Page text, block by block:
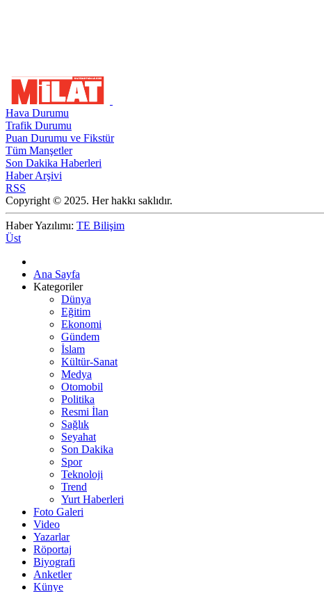
Hava Durumu
Trafik Durumu
Puan Durumu ve Fikstür
Tüm Manşetler
Son Dakika Haberleri
Haber Arşivi
RSS
Copyright © 2025. Her hakkı saklıdır.
Haber Yazılımı: TE Bilişim
Üst
Ana Sayfa
Kategoriler
Dünya
Eğitim
Ekonomi
Gündem
İslam
Kültür-Sanat
Medya
Otomobil
Politika
Resmi İlan
Sağlık
Seyahat
Son Dakika
Spor
Teknoloji
Trend
Yurt Haberleri
Foto Galeri
Video
Yazarlar
Röportaj
Biyografi
Anketler
Künye